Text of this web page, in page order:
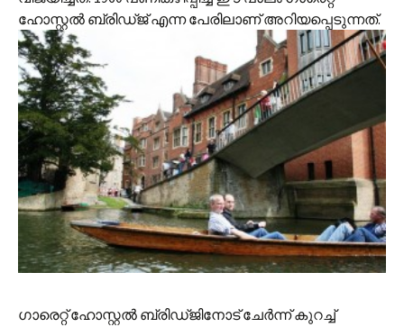
ഹോസ്റ്റല്‍ ബ്രിഡ്ജ് എന്ന പേരിലാണ് അറിയപ്പെടുന്നത്.
ഗാരെറ്റ് ഹോസ്റ്റല്‍ ബ്രിഡ്ജിനോട് ചേര്‍ന്ന് കുറച്ച്